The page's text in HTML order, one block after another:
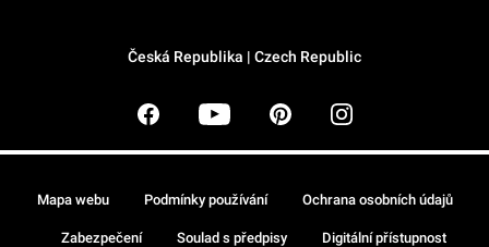
Česká Republika | Czech Republic
Mapa webu Podmínky používání Ochrana osobních údajů
Zabezpečení Soulad s předpisy Digitální přístupnost